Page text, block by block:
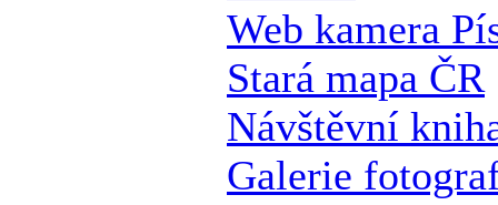
Web kamera
Stará mapa ČR
Návštěvní
Galerie